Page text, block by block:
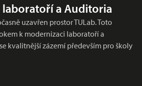
laboratoří a Auditoria
uzavřen prostor TULab. Toto
k modernizaci laboratoří a
kvalitnější zázemí především pro školy